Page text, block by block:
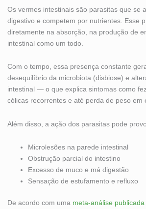
Os vermes intestinais são parasitas que se
digestivo e competem por nutrientes. Esse
diretamente na absorção, na produção de
intestinal como um todo.
Com o tempo, essa presença constante
desequilíbrio da microbiota (disbiose) e
intestinal — o que explica sintomas como
cólicas recorrentes e até perda de peso em
Além disso, a ação dos parasitas pode
Microlesões na parede intestinal
Obstrução parcial do intestino
Excesso de muco e má digestão
Sensação de estufamento e refluxo
De acordo com uma meta-análise